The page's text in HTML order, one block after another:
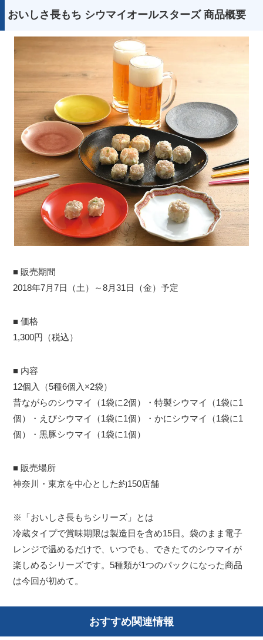
おいしさ長もち シウマイオールスターズ 商品概要
■ 販売期間
2018年7月7日（土）～8月31日（金）予定
■ 価格
1,300円（税込）
■ 内容
12個入（5種6個入×2袋）
昔ながらのシウマイ（1袋に2個）・特製シウマイ（1袋に1
個）・えびシウマイ（1袋に1個）・かにシウマイ（1袋に1
個）・黒豚シウマイ（1袋に1個）
■ 販売場所
神奈川・東京を中心とした約150店舗
※「おいしさ長もちシリーズ」とは
冷蔵タイプで賞味期限は製造日を含め15日。袋のまま電子
レンジで温めるだけで、いつでも、できたてのシウマイが
楽しめるシリーズです。5種類が1つのパックになった商品
は今回が初めて。
おすすめ関連情報